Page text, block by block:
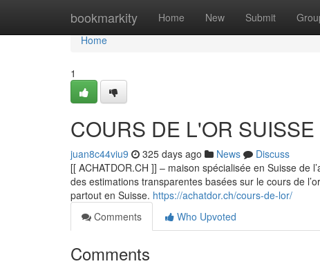
bookmarkity Home New Submit
Home
Home
1
COURS DE L'OR SUISSE
juan8c44viu9 325 days ago News
Discuss
[[ ACHATDOR.CH ]] – maison spécialisée en Suisse de
des estimations transparentes basées sur le cours de
partout en Suisse. https://achatdor.ch/cours-de-lor/
Comments
Who Upvoted
Comments